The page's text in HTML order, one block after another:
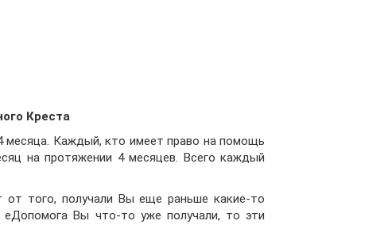
Креста
месяца. Каждый, кто имеет право на помощь
на протяжении 4 месяцев. Всего каждый
от того, получали Вы еще раньше какие-то
Вы что-то уже получали, то эти